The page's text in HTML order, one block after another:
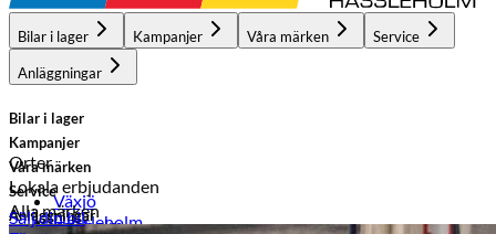
Bilar i lager Kampanjer Våra märken Service
Anläggningar
Bilar i lager
Orter
Växjö
Hässleholm
Kampanjer
Lokala erbjudanden
Hässleholm
Våra märken
Alla märken
Service
Anläggningar
Sälj din bil